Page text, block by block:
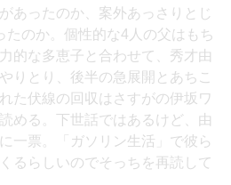
あったのか、案外あっさりとじ
たのか。個性的な4人の父はもち
的な多恵子と合わせて、秀才由
りとり、後半の急展開とあちこ
た伏線の回収はさすがの伊坂ワ
める。下世話ではあるけど、由
一票。「ガソリン生活」で彼ら
るらしいのでそっちを再読して